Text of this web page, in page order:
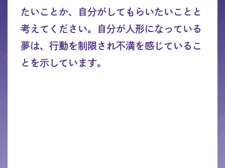
たいことか、自分がしてもらいたいことと
考えてください。自分が人形になっている
夢は、行動を制限され不満を感じているこ
とを示しています。